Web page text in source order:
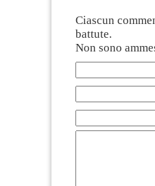
Ciascun
battute.
Non sono